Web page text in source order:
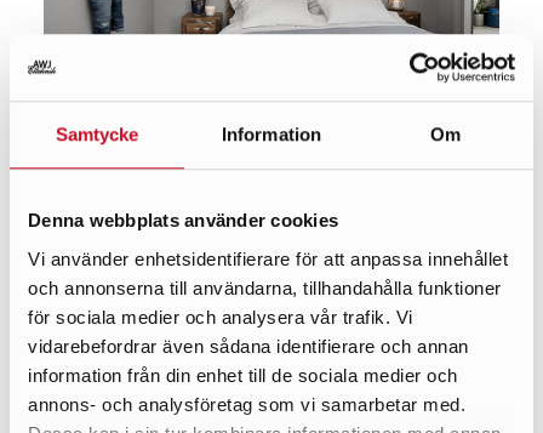
Samtycke Information Om
Denna webbplats använder cookies
Vi använder enhetsidentifierare för att anpassa innehållet
och annonserna till användarna, tillhandahålla funktioner
för sociala medier och analysera vår trafik. Vi
vidarebefordrar även sådana identifierare och annan
information från din enhet till de sociala medier och
annons- och analysföretag som vi samarbetar med.